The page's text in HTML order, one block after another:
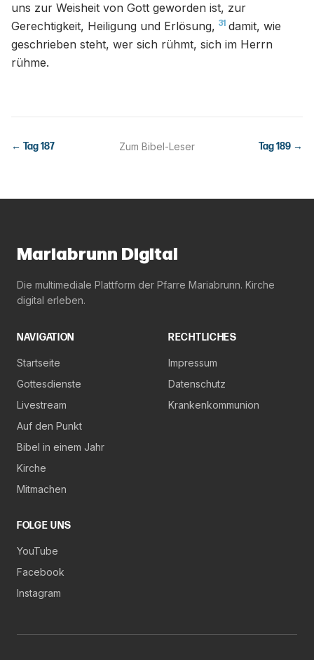
uns zur Weisheit von Gott geworden ist, zur
Gerechtigkeit, Heiligung und Erlösung, 31 damit, wie
geschrieben steht, wer sich rühmt, sich im Herrn
rühme.
← Tag187 Zum Bibel-Leser Tag189 →
Mariabrunn Digital
Die multimediale Plattform der Pfarre Mariabrunn. Kirche
digital erleben.
NAVIGATION
Startseite
Gottesdienste
Livestream
Auf den Punkt
Bibel in einem Jahr
Kirche
Mitmachen
RECHTLICHES
Impressum
Datenschutz
Krankenkommunion
FOLGE UNS
YouTube
Facebook
Instagram